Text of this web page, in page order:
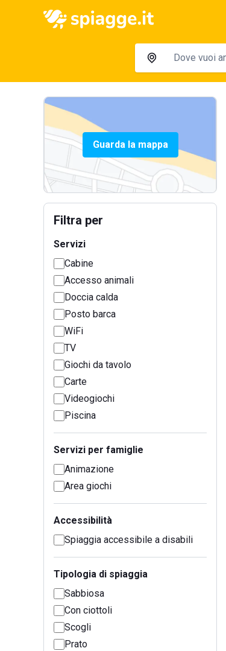
Guarda la mappa
Filtra per
Servizi
Cabine
Accesso animali
Doccia calda
Posto barca
WiFi
TV
Giochi da tavolo
Carte
Videogiochi
Piscina
Servizi per famiglie
Animazione
Area giochi
Accessibilità
Spiaggia accessibile a disabili
Tipologia di spiaggia
Sabbiosa
Con ciottoli
Scogli
Prato